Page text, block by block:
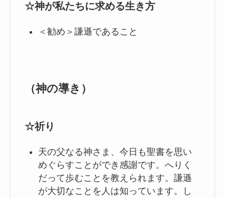
☆神が私たちに求める生き方
＜勧め＞謙遜であること
（神の導き）
☆祈り
天の父なる神さま、今日も聖書を思い
めぐらすことができ感謝です。へりく
だって歩むことを教えられます。謙遜
が大切なことを人は知っています。し